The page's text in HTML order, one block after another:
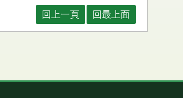
回上一頁 回最上面